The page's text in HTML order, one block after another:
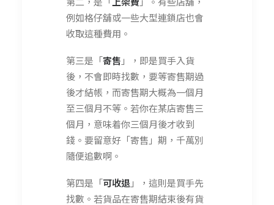
例如格仔舖或一些大型連鎖店也會
收取這種費用。
第三是「寄售 」，即是買手入貨
後，不會即時找數，要等寄售期過
後才結帳，而寄售期大概為一個月
至三個月不等。若你在某店寄售三
個月，意味着你三個月後才收到
錢。要留意好「寄售」期，千萬別
隨便追數啊。
第四是「可收退」，這則是買手先
找數。若貨品在寄售期結束後有貨